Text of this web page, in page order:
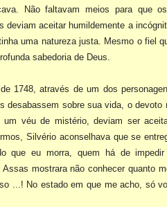
Não faltavam meios para que
deviam aceitar humildemente a
uma natureza justa. Mesmo o fiel
sabedoria de Deus.
1748, através de um dos
desabassem sobre sua vida, odevoto
um véu de mistério, deviam ser
Silvério aconselhava que se
que eu morra, quem há de
Assas mostrara nãoconhecer quanto
...! No estado em que me acho, só